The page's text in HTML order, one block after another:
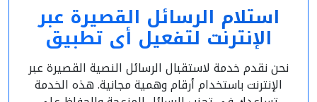
استلام الرسائل القصيرة عبر
الإنترنت لتفعيل أي تطبيق
نحن نقدم خدمة لاستقبال الرسائل النصية القصيرة عبر
الإنترنت باستخدام أرقام وهمية مجانية. هذه الخدمة